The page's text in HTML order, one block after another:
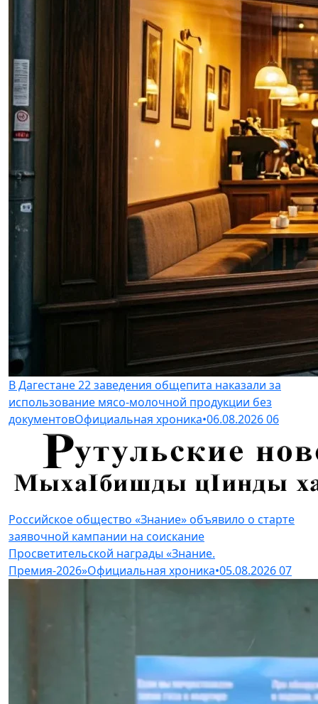
В Дагестане 22 заведения общепита наказали за
использование мясо-молочной продукции без
документовОфициальная хроника•06.08.202606
Российское общество «Знание» объявило о старте
заявочной кампании на соискание
Просветительской награды «Знание.
Премия-2026»Официальная хроника•05.08.202607